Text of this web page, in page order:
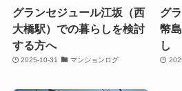
グランセジュール江坂（西
大橋駅）での暮らしを検討
する方へ
2025-10-31 マンションログ
グ
幣
し